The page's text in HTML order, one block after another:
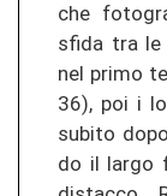
che
sfida tra le
nel primo
36), poi i
sub­ito
do il largo